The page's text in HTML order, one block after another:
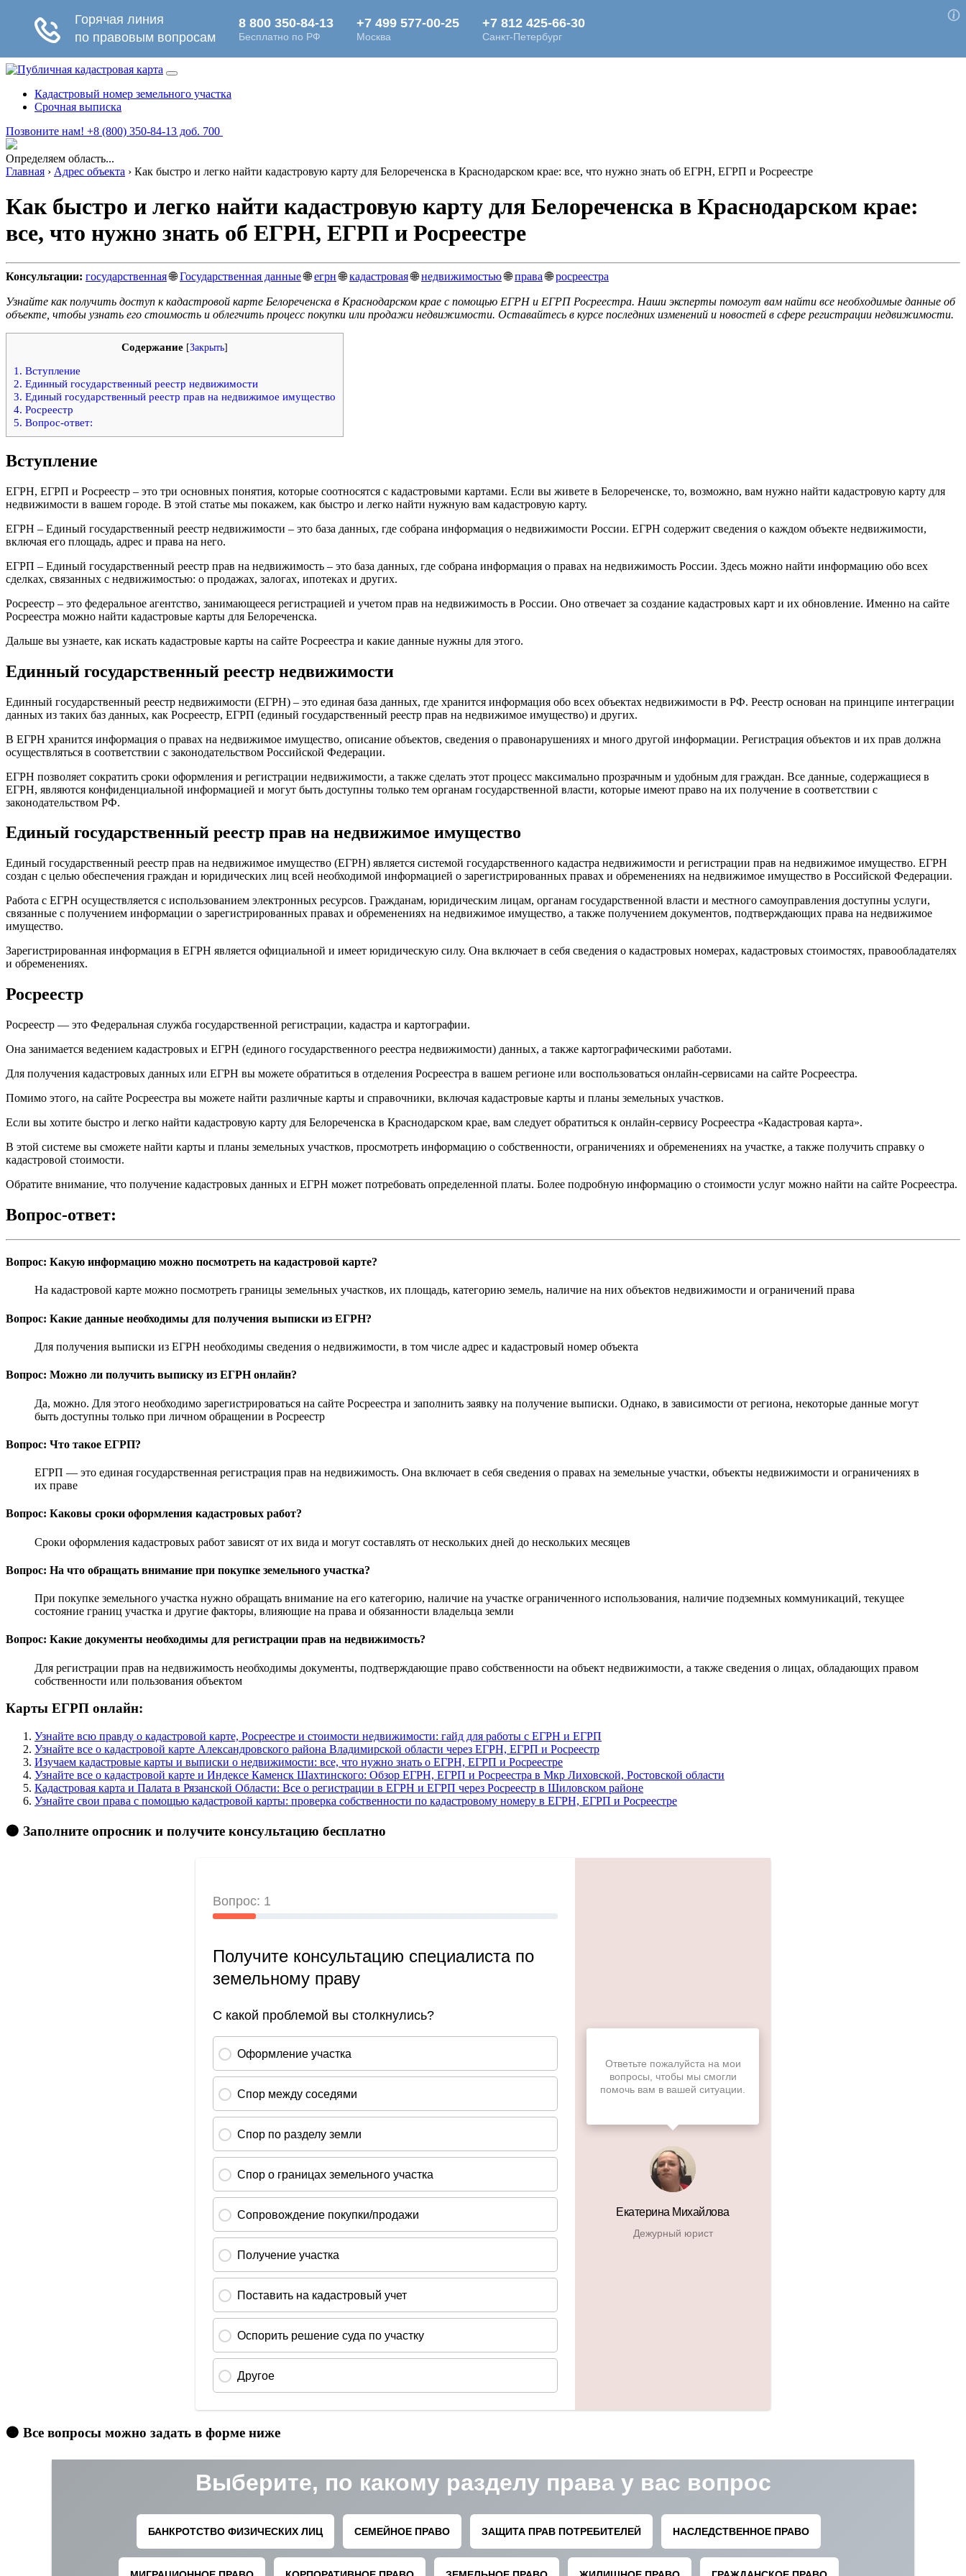
Кадастровый номер земельного участка
Срочная выписка
Позвоните нам! +8 (800) 350-84-13 доб. 700
Определяем область...
Главная › Адрес объекта › Как быстро и легко найти кадастровую карту для Белореченска в Краснодарском крае: все, что нужно знать об ЕГРН, ЕГРП и Росреестре
Как быстро и легко найти кадастровую карту для Белореченска в Краснодарском крае:
все, что нужно знать об ЕГРН, ЕГРП и Росреестре
Консультации: государственная🌐Государственная данные🌐егрн🌐кадастровая🌐недвижимостью🌐права🌐росреестра
Узнайте как получить доступ к кадастровой карте Белореченска в Краснодарском крае с помощью ЕГРН и ЕГРП Росреестра. Наши эксперты помогут вам найти все необходимые данные об
объекте, чтобы узнать его стоимость и облегчить процесс покупки или продажи недвижимости. Оставайтесь в курсе последних изменений и новостей в сфере регистрации недвижимости.
Содержание [Закрыть]
1. Вступление
2. Единный государственный реестр недвижимости
3. Единый государственный реестр прав на недвижимое имущество
4. Росреестр
5. Вопрос-ответ:
Вступление
ЕГРН, ЕГРП и Росреестр – это три основных понятия, которые соотносятся с кадастровыми картами. Если вы живете в Белореченске, то, возможно, вам нужно найти кадастровую карту для
недвижимости в вашем городе. В этой статье мы покажем, как быстро и легко найти нужную вам кадастровую карту.
ЕГРН – Единый государственный реестр недвижимости – это база данных, где собрана информация о недвижимости России. ЕГРН содержит сведения о каждом объекте недвижимости,
включая его площадь, адрес и права на него.
ЕГРП – Единый государственный реестр прав на недвижимость – это база данных, где собрана информация о правах на недвижимость России. Здесь можно найти информацию обо всех
сделках, связанных с недвижимостью: о продажах, залогах, ипотеках и других.
Росреестр – это федеральное агентство, занимающееся регистрацией и учетом прав на недвижимость в России. Оно отвечает за создание кадастровых карт и их обновление. Именно на сайте
Росреестра можно найти кадастровые карты для Белореченска.
Дальше вы узнаете, как искать кадастровые карты на сайте Росреестра и какие данные нужны для этого.
Единный государственный реестр недвижимости
Единный государственный реестр недвижимости (ЕГРН) – это единая база данных, где хранится информация обо всех объектах недвижимости в РФ. Реестр основан на принципе интеграции
данных из таких баз данных, как Росреестр, ЕГРП (единый государственный реестр прав на недвижимое имущество) и других.
В ЕГРН хранится информация о правах на недвижимое имущество, описание объектов, сведения о правонарушениях и много другой информации. Регистрация объектов и их прав должна
осуществляться в соответствии с законодательством Российской Федерации.
ЕГРН позволяет сократить сроки оформления и регистрации недвижимости, а также сделать этот процесс максимально прозрачным и удобным для граждан. Все данные, содержащиеся в
ЕГРН, являются конфиденциальной информацией и могут быть доступны только тем органам государственной власти, которые имеют право на их получение в соответствии с
законодательством РФ.
Единый государственный реестр прав на недвижимое имущество
Единый государственный реестр прав на недвижимое имущество (ЕГРН) является системой государственного кадастра недвижимости и регистрации прав на недвижимое имущество. ЕГРН
создан с целью обеспечения граждан и юридических лиц всей необходимой информацией о зарегистрированных правах и обременениях на недвижимое имущество в Российской Федерации.
Работа с ЕГРН осуществляется с использованием электронных ресурсов. Гражданам, юридическим лицам, органам государственной власти и местного самоуправления доступны услуги,
связанные с получением информации о зарегистрированных правах и обременениях на недвижимое имущество, а также получением документов, подтверждающих права на недвижимое
имущество.
Зарегистрированная информация в ЕГРН является официальной и имеет юридическую силу. Она включает в себя сведения о кадастровых номерах, кадастровых стоимостях, правообладателях
и обременениях.
Росреестр
Росреестр — это Федеральная служба государственной регистрации, кадастра и картографии.
Она занимается ведением кадастровых и ЕГРН (единого государственного реестра недвижимости) данных, а также картографическими работами.
Для получения кадастровых данных или ЕГРН вы можете обратиться в отделения Росреестра в вашем регионе или воспользоваться онлайн-сервисами на сайте Росреестра.
Помимо этого, на сайте Росреестра вы можете найти различные карты и справочники, включая кадастровые карты и планы земельных участков.
Если вы хотите быстро и легко найти кадастровую карту для Белореченска в Краснодарском крае, вам следует обратиться к онлайн-сервису Росреестра «Кадастровая карта».
В этой системе вы сможете найти карты и планы земельных участков, просмотреть информацию о собственности, ограничениях и обременениях на участке, а также получить справку о
кадастровой стоимости.
Обратите внимание, что получение кадастровых данных и ЕГРН может потребовать определенной платы. Более подробную информацию о стоимости услуг можно найти на сайте Росреестра.
Вопрос-ответ:
Вопрос: Какую информацию можно посмотреть на кадастровой карте?
На кадастровой карте можно посмотреть границы земельных участков, их площадь, категорию земель, наличие на них объектов недвижимости и ограничений права
Вопрос: Какие данные необходимы для получения выписки из ЕГРН?
Для получения выписки из ЕГРН необходимы сведения о недвижимости, в том числе адрес и кадастровый номер объекта
Вопрос: Можно ли получить выписку из ЕГРН онлайн?
Да, можно. Для этого необходимо зарегистрироваться на сайте Росреестра и заполнить заявку на получение выписки. Однако, в зависимости от региона, некоторые данные могут
быть доступны только при личном обращении в Росреестр
Вопрос: Что такое ЕГРП?
ЕГРП — это единая государственная регистрация прав на недвижимость. Она включает в себя сведения о правах на земельные участки, объекты недвижимости и ограничениях в
их праве
Вопрос: Каковы сроки оформления кадастровых работ?
Сроки оформления кадастровых работ зависят от их вида и могут составлять от нескольких дней до нескольких месяцев
Вопрос: На что обращать внимание при покупке земельного участка?
При покупке земельного участка нужно обращать внимание на его категорию, наличие на участке ограниченного использования, наличие подземных коммуникаций, текущее
состояние границ участка и другие факторы, влияющие на права и обязанности владельца земли
Вопрос: Какие документы необходимы для регистрации прав на недвижимость?
Для регистрации прав на недвижимость необходимы документы, подтверждающие право собственности на объект недвижимости, а также сведения о лицах, обладающих правом
собственности или пользования объектом
Карты ЕГРП онлайн:
Узнайте всю правду о кадастровой карте, Росреестре и стоимости недвижимости: гайд для работы с ЕГРН и ЕГРП
Узнайте все о кадастровой карте Александровского района Владимирской области через ЕГРН, ЕГРП и Росреестр
Изучаем кадастровые карты и выписки о недвижимости: все, что нужно знать о ЕГРН, ЕГРП и Росреестре
Узнайте все о кадастровой карте и Индексе Каменск Шахтинского: Обзор ЕГРН, ЕГРП и Росреестра в Мкр Лиховской, Ростовской области
Кадастровая карта и Палата в Рязанской Области: Все о регистрации в ЕГРН и ЕГРП через Росреестр в Шиловском районе
Узнайте свои права с помощью кадастровой карты: проверка собственности по кадастровому номеру в ЕГРН, ЕГРП и Росреестре
🟠 Заполните опросник и получите консультацию бесплатно
🟠 Все вопросы можно задать в форме ниже